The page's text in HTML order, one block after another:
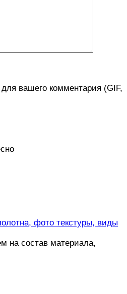
вашего комментария (GIF,
фото текстуры, виды
на состав материала,